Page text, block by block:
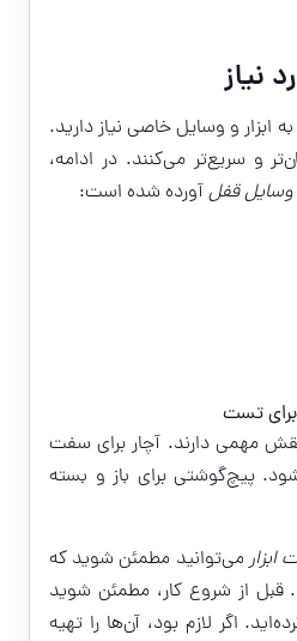
نیاز
ابزار و وسایل خاصی نیاز دارید.
و سریع‌تر می‌کنند. در ادامه،
وسایل قفلآورده شده است:
تست
مهمی دارند. آچار برای سفت
پیچ‌گوشتی برای باز و بسته
می‌توانید مطمئن شوید که
قبل از شروع کار، مطمئن شوید
اگر لازم بود، آن‌ها را تهیه